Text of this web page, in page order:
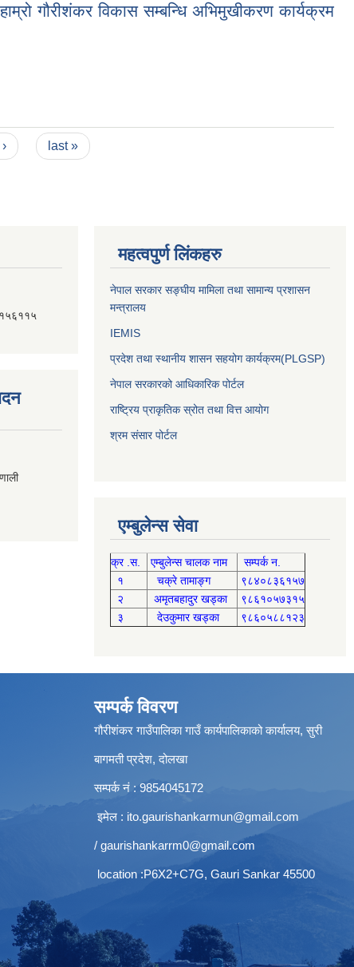
गौरीशंकर विकास सम्बन्धि अभिमुखीकरण कार्यक्रम
last »
महत्वपुर्ण लिंकहरु
नेपाल सरकार सङ्घीय मामिला तथा सामान्य प्रशासन
मन्त्रालय
IEMIS
प्रदेश तथा स्थानीय शासन सहयोग कार्यक्रम(PLGSP)
नेपाल सरकारको आधिकारिक पोर्टल
राष्ट्रिय प्राकृतिक स्रोत तथा वित्त आयोग
श्रम संसार पोर्टल
एम्बुलेन्स सेवा
क्र .स. एम्बुलेन्स चालक नाम
सम्पर्क न.
१
चक्रे तामाङ्ग
९८४०८३६१५७
२
अमृतबहादुर खड्का
९८६१०५७३१५
३
देउकुमार खड्का ९८६०५८८१२३
सम्पर्क विवरण
गौरीशंकर गाउँपालिका गाउँ कार्यपालिकाको कार्यालय, सुरी
बागमती प्रदेश, दोलखा
सम्पर्क नं : 9854045172
इमेल : ito.gaurishankarmun@gmail.com
/ gaurishankarrm0@gmail.com
location :P6X2+C7G, Gauri Sankar 45500